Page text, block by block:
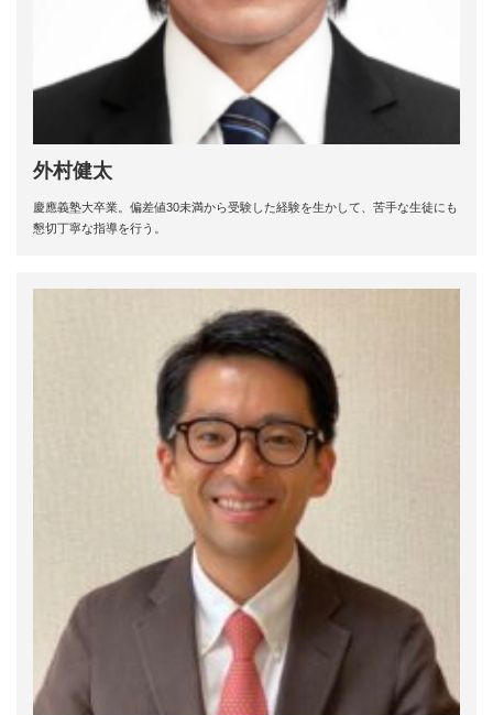
外村健太
慶應義塾大卒業。偏差値30未満から受験した経験を生かして、苦手な生徒にも
懇切丁寧な指導を行う。